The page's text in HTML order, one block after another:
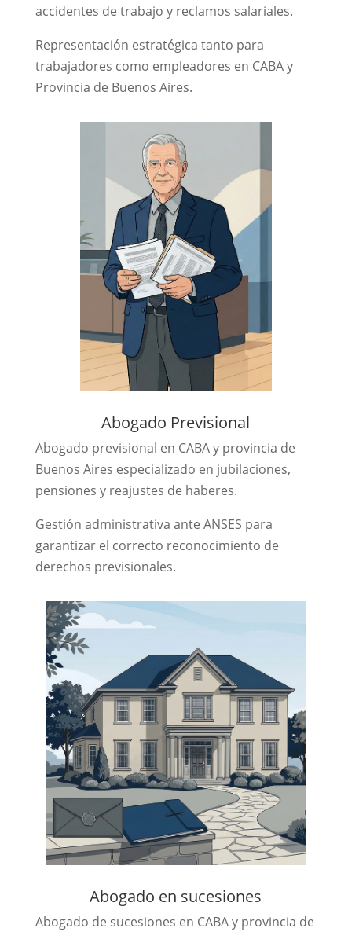
accidentes de trabajo y reclamos salariales.
Representación estratégica tanto para
trabajadores como empleadores en CABA y
Provincia de Buenos Aires.
Abogado Previsional
Abogado previsional en CABA y provincia de
Buenos Aires especializado en jubilaciones,
pensiones y reajustes de haberes.
Gestión administrativa ante ANSES para
garantizar el correcto reconocimiento de
derechos previsionales.
Abogado en sucesiones
Abogado de sucesiones en CABA y provincia de